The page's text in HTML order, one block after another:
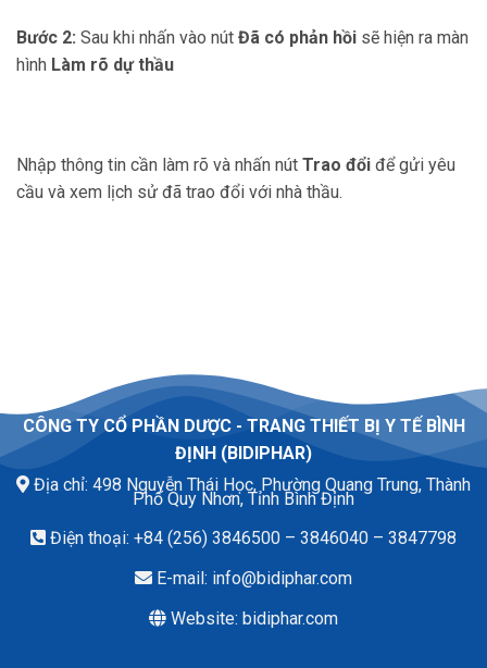
Bước 2: Sau khi nhấn vào nút Đã có phản hồi sẽ hiện ra màn
hình Làm rõ dự thầu
Nhập thông tin cần làm rõ và nhấn nút Trao đổi để gửi yêu
cầu và xem lịch sử đã trao đổi với nhà thầu.
CÔNG TY CỔ PHẦN DƯỢC - TRANG THIẾT BỊ Y TẾ BÌNH
ĐỊNH (BIDIPHAR)
Địa chỉ: 498 Nguyễn Thái Học, Phường Quang Trung, Thành
Phố Quy Nhơn, Tỉnh Bình Định
Điện thoại: +84 (256) 3846500 – 3846040 – 3847798
E-mail: info@bidiphar.com
Website: bidiphar.com